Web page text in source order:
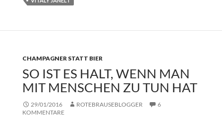
CHAMPAGNER STATT BIER
SO IST ES HALT, WENN MAN
MIT MENSCHEN ZU TUN HAT
29/01/2016 ROTEBRAUSEBLOGGER
6
KOMMENTARE